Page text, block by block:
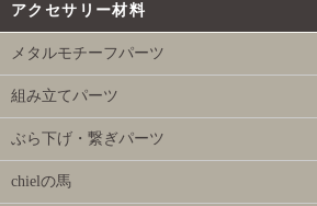
アクセサリー材料
メタルモチーフパーツ
組み立てパーツ
ぶら下げ・繋ぎパーツ
chielの馬